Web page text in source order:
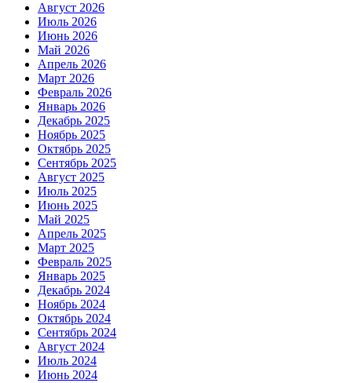
Август 2026
Июль 2026
Июнь 2026
Май 2026
Апрель 2026
Март 2026
Февраль 2026
Январь 2026
Декабрь 2025
Ноябрь 2025
Октябрь 2025
Сентябрь 2025
Август 2025
Июль 2025
Июнь 2025
Май 2025
Апрель 2025
Март 2025
Февраль 2025
Январь 2025
Декабрь 2024
Ноябрь 2024
Октябрь 2024
Сентябрь 2024
Август 2024
Июль 2024
Июнь 2024